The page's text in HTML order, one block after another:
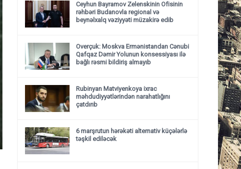
Ceyhun Bayramov Zelenskinin Ofisinin
rəhbəri Budanovla regional və
beynəlxalq vəziyyəti müzakirə edib
Overçuk: Moskva Ermənistandan Cənubi
Qafqaz Dəmir Yolunun konsessiyası ilə
bağlı rəsmi bildiriş almayıb
Rubinyan Matviyenkoya ixrac
məhdudiyyətlərindən narahatlığını
çatdırıb
6 marşrutun hərəkəti alternativ küçələrlə
təşkil ediləcək